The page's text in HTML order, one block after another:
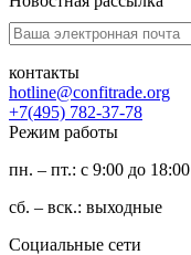
контакты
hotline@confitrade.org
+7(495) 782-37-78
Режим работы
пн. – пт.: с 9:00 до 18:00
сб. – вск.: выходные
Социальные сети